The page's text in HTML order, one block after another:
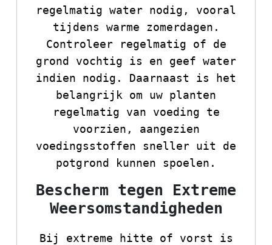
regelmatig water nodig, vooral
tijdens warme zomerdagen.
Controleer regelmatig of de
grond vochtig is en geef water
indien nodig. Daarnaast is het
belangrijk om uw planten
regelmatig van voeding te
voorzien, aangezien
voedingsstoffen sneller uit de
potgrond kunnen spoelen.
Bescherm tegen Extreme
Weersomstandigheden
Bij extreme hitte of vorst is